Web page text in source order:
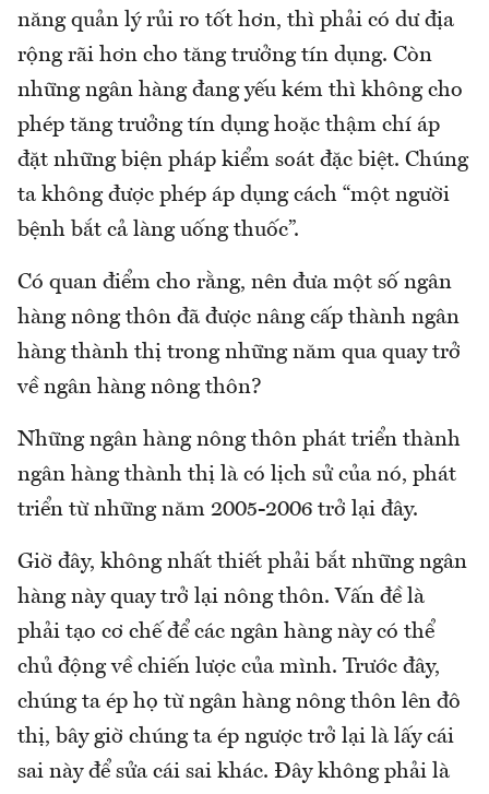
năng quản lý rủi ro tốt hơn, thì phải có dư địa
rộng rãi hơn cho tăng trưởng tín dụng. Còn
những ngân hàng đang yếu kém thì không cho
phép tăng trưởng tín dụng hoặc thậm chí áp
đặt những biện pháp kiểm soát đặc biệt. Chúng
ta không được phép áp dụng cách “một người
bệnh bắt cả làng uống thuốc”.
Có quan điểm cho rằng, nên đưa một số ngân
hàng nông thôn đã được nâng cấp thành ngân
hàng thành thị trong những năm qua quay trở
về ngân hàng nông thôn?
Những ngân hàng nông thôn phát triển thành
ngân hàng thành thị là có lịch sử của nó, phát
triển từ những năm 2005-2006 trở lại đây.
Giờ đây, không nhất thiết phải bắt những ngân
hàng này quay trở lại nông thôn. Vấn đề là
phải tạo cơ chế để các ngân hàng này có thể
chủ động về chiến lược của mình. Trước đây,
chúng ta ép họ từ ngân hàng nông thôn lên đô
thị, bây giờ chúng ta ép ngược trở lại là lấy cái
sai này để sửa cái sai khác. Đây không phải là